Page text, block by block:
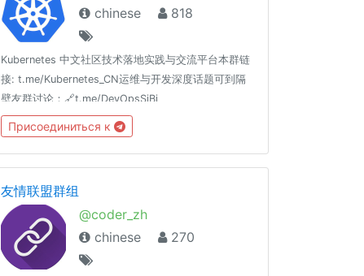
chinese
818
Kubernetes 中文社区技术落地实践与交流平台本群链
接: t.me/Kubernetes_CN运维与开发深度话题可到隔
壁友群讨论：🔗t.me/DevOpsSiBi
Присоединиться к
友情联盟群组
@coder_zh
chinese
270